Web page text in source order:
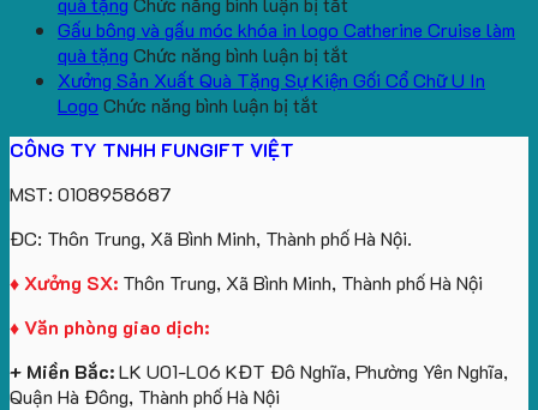
Sinh
Viên
Quà
Tặng
Công
số
lượng
lớn
logo
ô
tô
số
lượng
theo
yêu
cầu
kèm
túi
giấy
in
Vinhomes
Sản
gấu
logo
Future
Group
Gấu bông và gấu móc khóa in logo Catherine Cruise làm
quà tặng Chức năng bình luận bị tắt
Gấu
in
logo
Catherine
tặng
Xưởng Sản Xuất Quà Tặng Sự Kiện Gối Cổ Chữ U In
Logo Chức năng bình luận bị tắt
Tặng
Sự
Kiện
U
CÔNG TY TNHH FUNGIFT VIỆT
MST: 0108958687
ĐC: Thôn Trung, Xã Bình Minh, Thành phố Hà Nội.
♦ Xưởng SX: Thôn Trung, Xã Bình Minh, Thành phố Hà Nội
♦ Văn phòng giao dịch:
+ Miền Bắc:LK U01-L06 KĐT Đô Nghĩa, Phường Yên Nghĩa,
Quận Hà Đông, Thành phố Hà Nội